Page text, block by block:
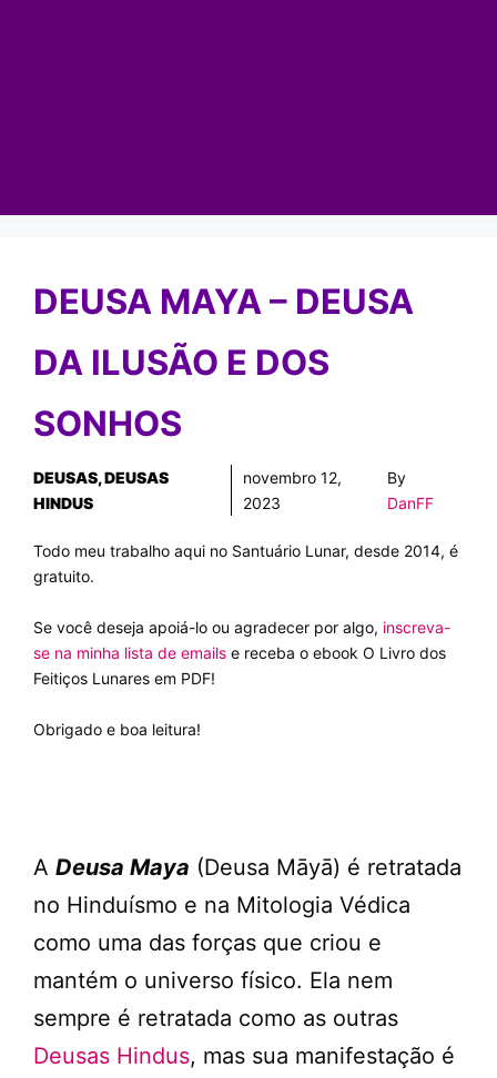
DEUSA MAYA – DEUSA
DA ILUSÃO E DOS
SONHOS
DEUSAS,DEUSAS
HINDUS
novembro 12,
2023
By
DanFF
Todo meu trabalho aqui no Santuário Lunar, desde 2014, é
gratuito.
Se você deseja apoiá-lo ou agradecer por algo, inscreva-
se na minha lista de emails e receba o ebook O Livro dos
Feitiços Lunares em PDF!
Obrigado e boa leitura!
A Deusa Maya (Deusa Māyā) é retratada
no Hinduísmo e na Mitologia Védica
como uma das forças que criou e
mantém o universo físico. Ela nem
sempre é retratada como as outras
Deusas Hindus, mas sua manifestação é